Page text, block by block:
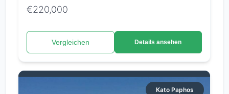
€220,000
Vergleichen Details ansehen
Kato Paphos